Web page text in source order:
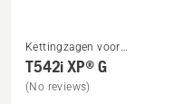
Bekijk
meer
details
Kettingzagen voor
boomverzorging
T542i XP® G
(No reviews)